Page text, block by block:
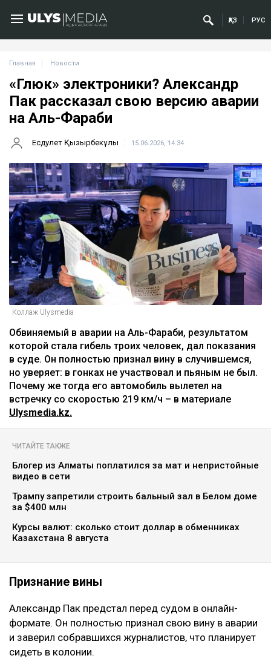
ҚАЗ РУС
Главная Новости
«Глюк» электроники? Александр
Пак рассказал свою версию аварии
на Аль-Фараби
Есдәулет Қызырбекұлы 15.06.2026, 14:34
Коллаж Ulysmedia
Обвиняемый в аварии на Аль-Фараби, результатом
которой стала гибель троих человек, дал показания
в суде. Он полностью признал вину в случившемся,
но уверяет: в гонках не участвовал и пьяным не был.
Почему же тогда его автомобиль вылетел на
встречку со скоростью 219 км/ч – в материале
Ulysmedia.kz.
ЧИТАЙТЕ ТАКЖЕ
Блогер из Алматы поплатился за мат и непристойные
видео в сети
Трампу запретили строить бальный зал в Белом доме
за $400 млн
Курсы валют: сколько стоит доллар в обменниках
Казахстана 8 августа
Признание вины
Александр Пак предстал перед судом в онлайн-
формате. Он полностью признал свою вину в аварии
и заверил собравшихся журналистов, что планирует
сидеть в колонии.